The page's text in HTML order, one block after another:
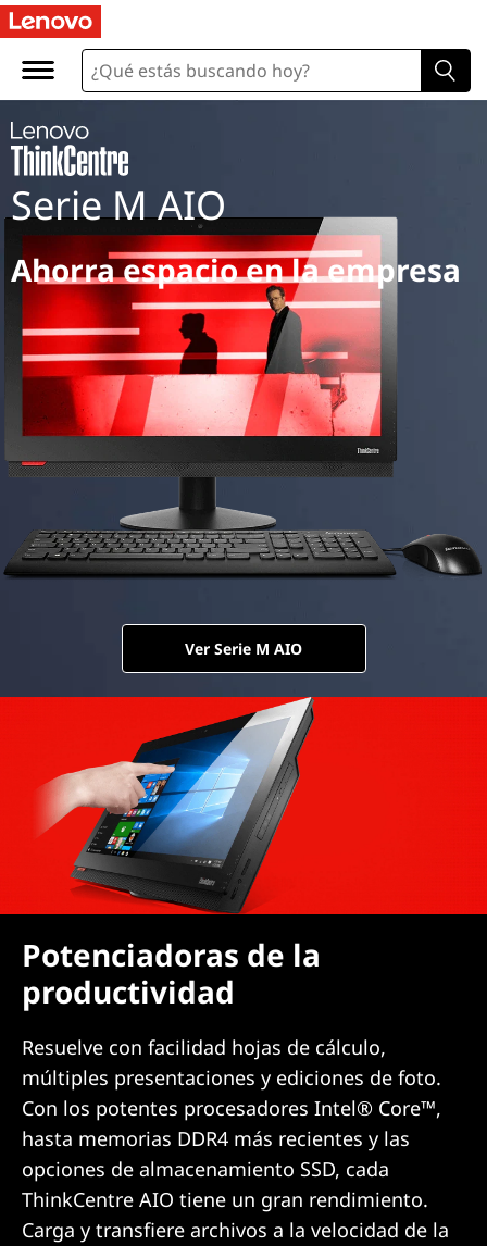
Serie M AIO
Ahorra espacio en la empresa
Ver Serie M AIO
Potenciadoras de la
productividad
Resuelve con facilidad hojas de cálculo,
múltiples presentaciones y ediciones de foto.
Con los potentes procesadores Intel® Core™,
hasta memorias DDR4 más recientes y las
opciones de almacenamiento SSD, cada
ThinkCentre AIO tiene un gran rendimiento.
Carga y transfiere archivos a la velocidad de la